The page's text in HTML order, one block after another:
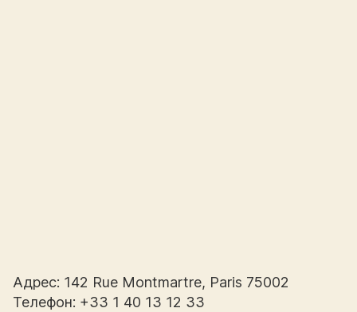
Адрес: 142 Rue Montmartre, Paris 75002
Телефон: +33 1 40 13 12 33